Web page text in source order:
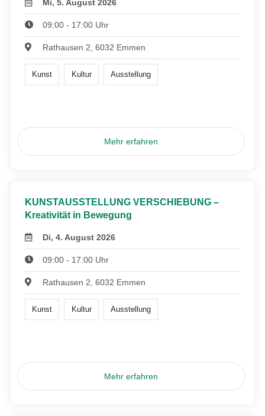
Mi, 5. August 2026
09:00 - 17:00 Uhr
Rathausen 2, 6032 Emmen
Kunst Kultur Ausstellung
Mehr erfahren
KUNSTAUSSTELLUNG VERSCHIEBUNG –
Kreativität in Bewegung
Di, 4. August 2026
09:00 - 17:00 Uhr
Rathausen 2, 6032 Emmen
Kunst Kultur Ausstellung
Mehr erfahren